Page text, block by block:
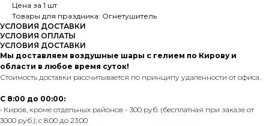
Цена за 1 шт
Товары для праздника: Огнетушитель
УСЛОВИЯ ДОСТАВКИ
УСЛОВИЯ ОПЛАТЫ
УСЛОВИЯ ДОСТАВКИ
Мы доставляем воздушные шары с гелием по Кирову и
области в любое время суток!
Стоимость доставки рассчитывается по принципу удаленности от офиса.
С 8:00 до 00:00:
• Киров, кроме отдельных районов - 300 руб. (бесплатная при заказе от
3000 руб.); с 8:00 до 23:00